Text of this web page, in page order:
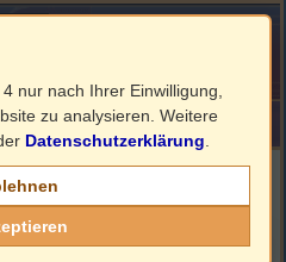
nur nach Ihrer Einwilligung,
zu analysieren. Weitere
Datenschutzerklärung